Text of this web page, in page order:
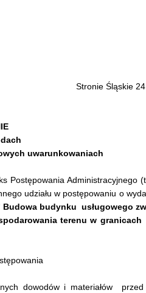
Stronie Śląskie
uwarunkowaniach
Postępowania Administracyjnego
udziału w postępowaniu o
Budowa budynku usługowego
terenu w granicach
dowodów i materiałów przed